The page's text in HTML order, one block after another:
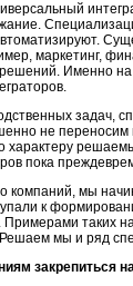
маркетинг,
Именно
задач,
не
характеру
пока
компаний, мы
к
таких
мы и ряд
закрепиться